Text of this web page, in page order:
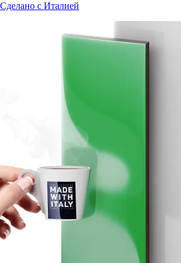
Сделано с Италией